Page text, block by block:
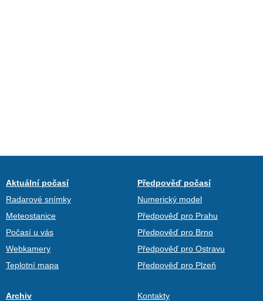
Aktuální počasí
Radarové snímky
Meteostanice
Počasí u vás
Webkamery
Teplotní mapa
Předpověď počasí
Numerický model
Předpověď pro Prahu
Předpověď pro Brno
Předpověď pro Ostravu
Předpověď pro Plzeň
Archiv Kontakty